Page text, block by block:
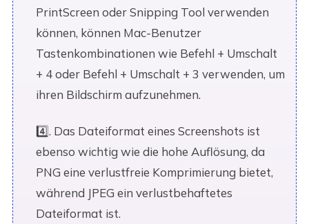
PrintScreen oder Snipping Tool verwenden
können, können Mac-Benutzer
Tastenkombinationen wie Befehl + Umschalt
+ 4 oder Befehl + Umschalt + 3 verwenden, um
ihren Bildschirm aufzunehmen.
4️⃣. Das Dateiformat eines Screenshots ist
ebenso wichtig wie die hohe Auflösung, da
PNG eine verlustfreie Komprimierung bietet,
während JPEG ein verlustbehaftetes
Dateiformat ist.